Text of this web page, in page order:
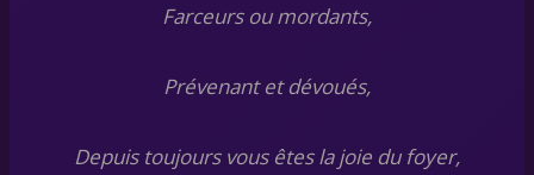
Farceurs ou mordants,
Prévenant et dévoués,
Depuis toujours vous êtes la joie du foyer,